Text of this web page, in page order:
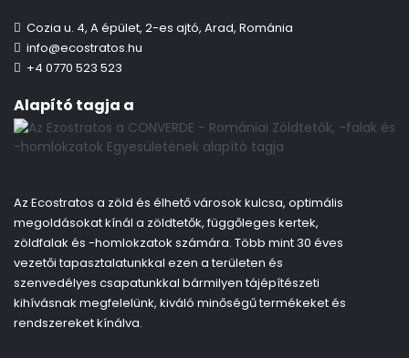
Cozia u. 4, A épület, 2-es ajtó, Arad, Románia
info@ecostratos.hu
+4 0770 523 523
Alapító tagja a
Az Ecostratos a zöld és élhető városok kulcsa, optimális
megoldásokat kínál a zöldtetők, függőleges kertek,
zöldfalak és -homlokzatok számára. Több mint 30 éves
vezetői tapasztalatunkkal ezen a területen és
szenvedélyes csapatunkkal bármilyen tájépítészeti
kihívásnak megfelelünk, kiváló minőségű termékeket és
rendszereket kínálva.